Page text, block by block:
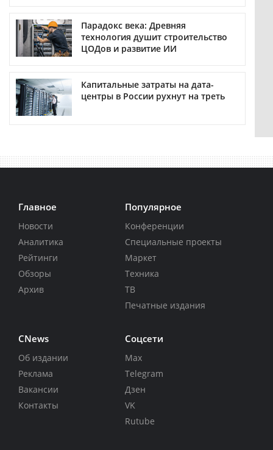
Парадокс века: Древняя
технология душит строительство
ЦОДов и развитие ИИ
Капитальные затраты на дата-
центры в России рухнут на треть
Главное
Новости
Аналитика
Рейтинги
Обзоры
Архив
Популярное
Конференции
Специальные проекты
Маркет
Техника
ТВ
Печатные издания
CNews
Об издании
Реклама
Вакансии
Контакты
Соцсети
Max
Telegram
Дзен
VK
Rutube